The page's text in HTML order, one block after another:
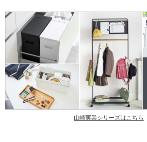
山崎実業シリーズはこちら